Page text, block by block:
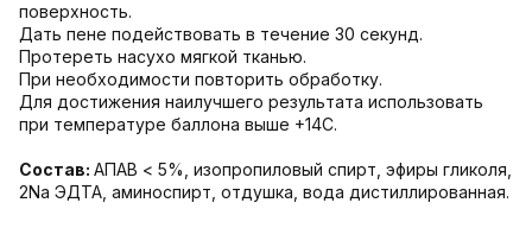
поверхность.
Дать пене подействовать в течение 30 секунд.
Протереть насухо мягкой тканью.
При необходимости повторить обработку.
Для достижения наилучшего результата использовать
при температуре баллона выше +14С.
Состав: АПАВ < 5%, изопропиловый спирт, эфиры гликоля,
2Na ЭДТА, аминоспирт, отдушка, вода дистиллированная.